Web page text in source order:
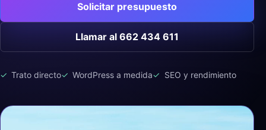
Solicitar presupuesto
Llamar al 662 434 611
Trato directo WordPress a medida SEO y rendimiento